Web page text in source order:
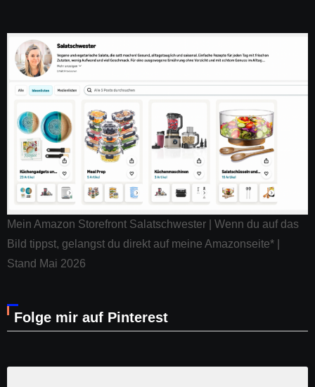
Mein Amazon Storefront Salatschwester | Wenn du auf das
Bild tippst, gelangst du direkt auf meine Amazonseite* |
Stand Mai 2026
Folge mir auf Pinterest